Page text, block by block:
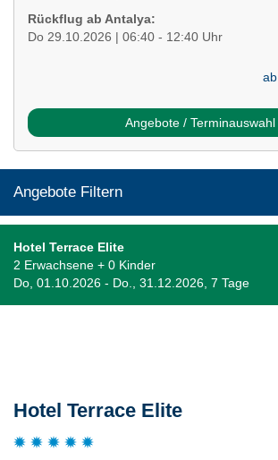
Rückflug ab Antalya:
Do 29.10.2026 | 06:40 - 12:40 Uhr
ab
Angebote / Terminauswahl
Angebote Filtern
Hotel Terrace Elite
2 Erwachsene + 0 Kinder
Do, 01.10.2026 - Do., 31.12.2026, 7 Tage
Hotel Terrace Elite